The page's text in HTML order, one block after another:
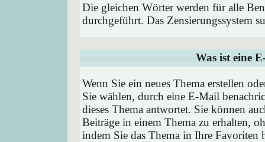
Die gleichen Wörter werden für alle
durchgeführt. Das Zensierungssystem
Was ist eine
Wenn Sie ein neues Thema erstellen
Sie wählen, durch eine E-Mail
dieses Thema antwortet. Sie können
Beiträge in einem Thema zu erhalten,
indem Sie das Thema in Ihre Favoriten